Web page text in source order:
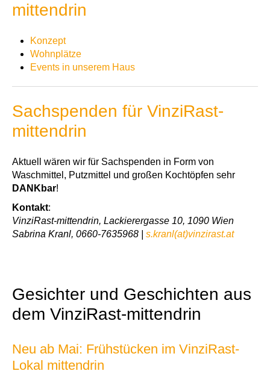
mittendrin
Konzept
Wohnplätze
Events in unserem Haus
Sachspenden für VinziRast-
mittendrin
Aktuell wären wir für Sachspenden in Form von
Waschmittel, Putzmittel und großen Kochtöpfen sehr
DANKbar!
Kontakt:
VinziRast-mittendrin, Lackierergasse 10, 1090 Wien
Sabrina Kranl, 0660-7635968 | s.kranl(at)vinzirast.at
Gesichter und Geschichten aus
dem VinziRast-mittendrin
Neu ab Mai: Frühstücken im VinziRast-
Lokal mittendrin